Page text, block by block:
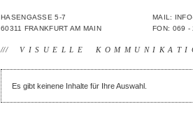
HASENGASSE 5-7
60311 FRANKFURT AM MAIN
MAIL:
FON: 069 -
/// VISUELLE
Es gibt keinene Inhalte für Ihre Auswahl.